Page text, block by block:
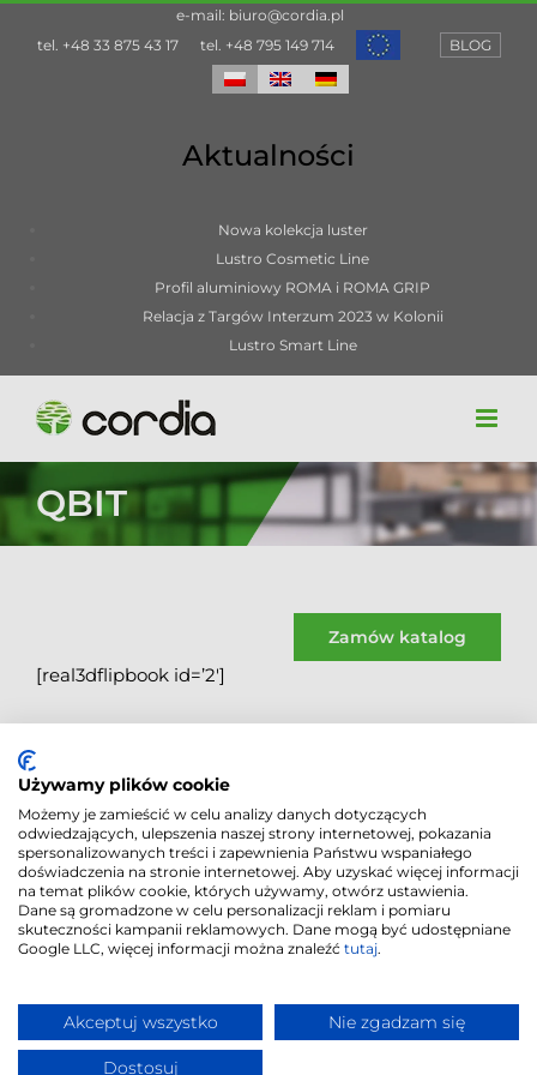
e-mail: biuro@cordia.pl
tel. +48 33 875 43 17 tel. +48 795 149 714 BLOG
Aktualności
Nowa kolekcja luster
Lustro Cosmetic Line
Profil aluminiowy ROMA i ROMA GRIP
Relacja z Targów Interzum 2023 w Kolonii
Lustro Smart Line
QBIT
Zamów katalog
[real3dflipbook id=’2′]
Polityka Cookies|
Polityka
Prywatności
© 2018 -2026
"CORDIA PLUS" |
|
Używamy plików cookie
Możemy je zamieścić w celu analizy danych dotyczących
odwiedzających, ulepszenia naszej strony internetowej, pokazania
spersonalizowanych treści i zapewnienia Państwu wspaniałego
doświadczenia na stronie internetowej. Aby uzyskać więcej informacji
na temat plików cookie, których używamy, otwórz ustawienia.
Dane są gromadzone w celu personalizacji reklam i pomiaru
skuteczności kampanii reklamowych. Dane mogą być udostępniane
Google LLC, więcej informacji można znaleźć tutaj.
Akceptuj wszystko Nie zgadzam się
Dostosuj